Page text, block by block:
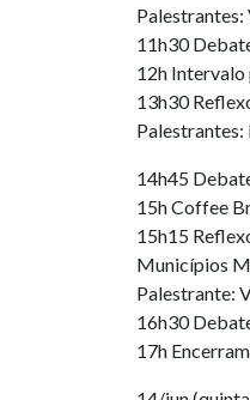
Palestrantes:
11h30
12h Intervalo
13h30
Palestrantes:
14h45
15h Coffee
15h15
Municípios
Palestrante:
16h30
17h